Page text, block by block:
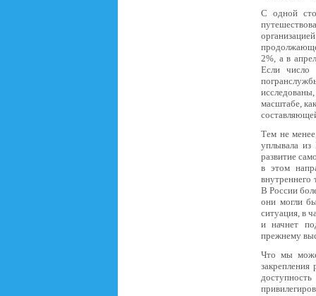
С одной
2%, а в
Если число
масштабе,
Тем не
уплывала из
развитие
в этом
В России
они могли
ситуация, в
и начнет
прежнему
Что мы
закрепления